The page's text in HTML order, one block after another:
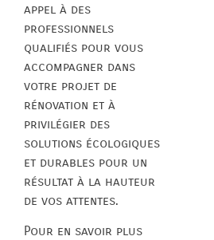
appel à des
professionnels
qualifiés pour vous
accompagner dans
votre projet de
rénovation et à
privilégier des
solutions écologiques
et durables pour un
résultat à la hauteur
de vos attentes.
Pour en savoir plus